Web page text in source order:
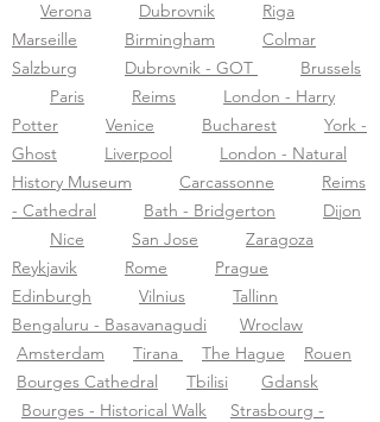
Verona
Dubrovnik
Riga
Marseille
Birmingham
Colmar
Salzburg
Dubrovnik - GOT
Brussels
Paris
Reims
London - Harry
Potter
Venice Bucharest
York -
Ghost
Liverpool
London - Natural
History Museum
Carcassonne
Reims
- Cathedral
Bath - Bridgerton
Dijon
Nice
San Jose
Zaragoza
Reykjavik
Rome
Prague
Edinburgh
Vilnius
Tallinn
Bengaluru - Basavanagudi
Wroclaw
Amsterdam
Tirana The Hague
Rouen
Bourges Cathedral
Tbilisi
Gdansk
Bourges - Historical Walk
Strasbourg -